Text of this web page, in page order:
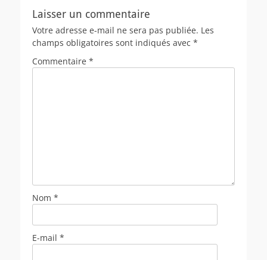
Laisser un commentaire
Votre adresse e-mail ne sera pas publiée. Les
champs obligatoires sont indiqués avec *
Commentaire *
Nom *
E-mail *